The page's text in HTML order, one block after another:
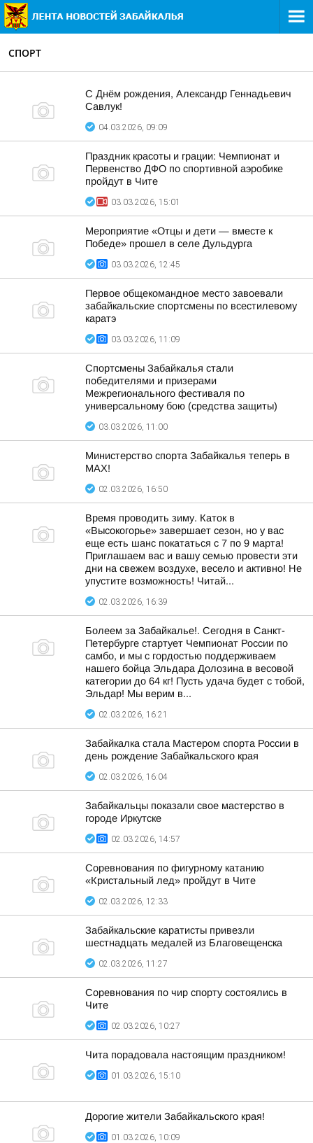
СПОРТ
С Днём рождения, Александр Геннадьевич
Савлук!
04.03.2026, 09:09
Праздник красоты и грации: Чемпионат и
Первенство ДФО по спортивной аэробике
пройдут в Чите
03.03.2026, 15:01
Мероприятие «Отцы и дети — вместе к
Победе» прошел в селе Дульдурга
03.03.2026, 12:45
Первое общекомандное место завоевали
забайкальские спортсмены по всестилевому
каратэ
03.03.2026, 11:09
Спортсмены Забайкалья стали
победителями и призерами
Межрегионального фестиваля по
универсальному бою (средства защиты)
03.03.2026, 11:00
Министерство спорта Забайкалья теперь в
MAX!
02.03.2026, 16:50
Время проводить зиму. Каток в
«Высокогорье» завершает сезон, но у вас
еще есть шанс покататься с 7 по 9 марта!
Приглашаем вас и вашу семью провести эти
дни на свежем воздухе, весело и активно! Не
упустите возможность! Читай...
02.03.2026, 16:39
Болеем за Забайкалье!. Сегодня в Санкт-
Петербурге стартует Чемпионат России по
самбо, и мы с гордостью поддерживаем
нашего бойца Эльдара Долозина в весовой
категории до 64 кг! Пусть удача будет с тобой,
Эльдар! Мы верим в...
02.03.2026, 16:21
Забайкалка стала Мастером спорта России в
день рождение Забайкальского края
02.03.2026, 16:04
Забайкальцы показали свое мастерство в
городе Иркутске
02.03.2026, 14:57
Соревнования по фигурному катанию
«Кристальный лед» пройдут в Чите
02.03.2026, 12:33
Забайкальские каратисты привезли
шестнадцать медалей из Благовещенска
02.03.2026, 11:27
Соревнования по чир спорту состоялись в
Чите
02.03.2026, 10:27
Чита порадовала настоящим праздником!
01.03.2026, 15:10
Дорогие жители Забайкальского края!
01.03.2026, 10:09